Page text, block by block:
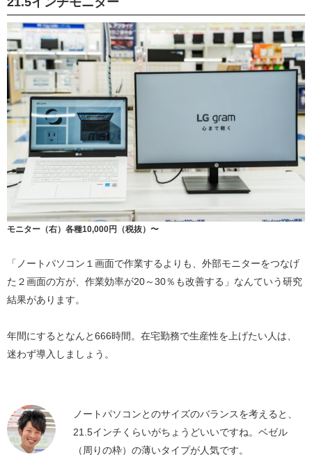
モニター（右）各種10,000円（税抜）〜
「ノートパソコン１画面で作業するよりも、外部モニターをつなげ
た２画面の方が、作業効率が20～30％も改善する」なんていう研究
結果があります。
年間にするとなんと666時間。在宅勤務で生産性を上げたい人は、
迷わず導入しましょう。
ノートパソコンとのサイズのバランスを考えると、
21.5インチくらいがちょうどいいですね。ベゼル
（周りの枠）の薄いタイプが人気です。